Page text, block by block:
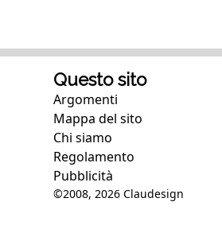
Questo sito
Argomenti
Mappa del sito
Chi siamo
Regolamento
Pubblicità
©2008, 2026 Claudesign